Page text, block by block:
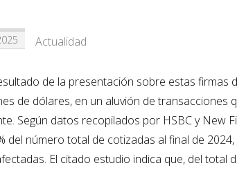
Actualidad
de la presentación sobre estas
de dólares, en un aluvión de transacciones
Según datos recopilados por HSBC y New
del número total de cotizadas al final de
El citado estudio indica que, del total